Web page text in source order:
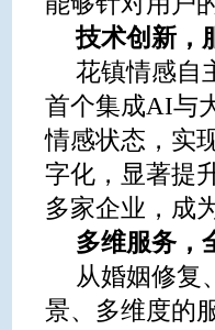
技术创新，
花镇情感自
首个集成AI与
情感状态，实
字化，显著提
多家企业，成
多维服务，
从婚姻修复
景、多维度的